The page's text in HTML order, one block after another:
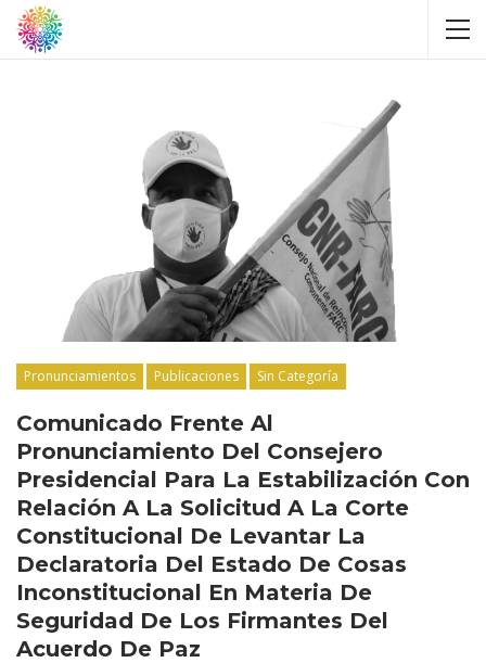
Pronunciamientos Publicaciones Sin Categoría
Comunicado Frente Al
Pronunciamiento Del Consejero
Presidencial Para La Estabilización Con
Relación A La Solicitud A La Corte
Constitucional De Levantar La
Declaratoria Del Estado De Cosas
Inconstitucional En Materia De
Seguridad De Los Firmantes Del
Acuerdo De Paz